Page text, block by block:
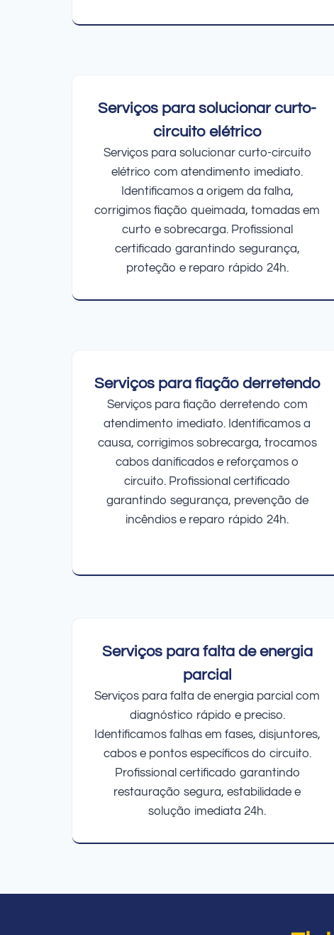
Serviços para solucionar curto-
circuito elétrico
Serviços para solucionar curto-circuito
elétrico com atendimento imediato.
Identificamos a origem da falha,
corrigimos fiação queimada, tomadas em
curto e sobrecarga. Profissional
certificado garantindo segurança,
proteção e reparo rápido 24h.
Serviços para fiação derretendo
Serviços para fiação derretendo com
atendimento imediato. Identificamos a
causa, corrigimos sobrecarga, trocamos
cabos danificados e reforçamos o
circuito. Profissional certificado
garantindo segurança, prevenção de
incêndios e reparo rápido 24h.
Serviços para falta de energia
parcial
Serviços para falta de energia parcial com
diagnóstico rápido e preciso.
Identificamos falhas em fases, disjuntores,
cabos e pontos específicos do circuito.
Profissional certificado garantindo
restauração segura, estabilidade e
solução imediata 24h.